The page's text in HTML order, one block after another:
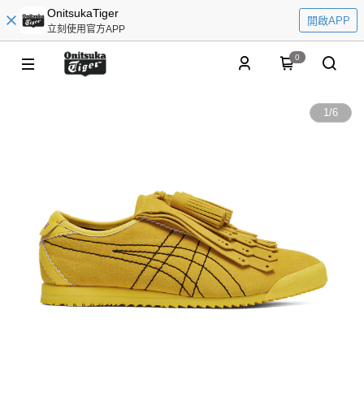
OnitsukaTiger
立刻使用官方APP
開啟APP
0
1/6